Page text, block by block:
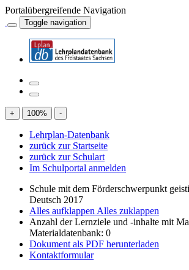
Portalübergreifende Navigation
Toggle navigation
+ 100% -
Lehrplan-Datenbank
zurück zur Startseite
zurück zur Schulart
Im Schulportal anmelden
Schule mit dem Förderschwerpunkt
Deutsch 2017
Alles aufklappen Alles zuklappen
Anzahl der Lernziele und -inhalte mit
Materialdatenbank: 0
Dokument als PDF herunterladen
Kontaktformular